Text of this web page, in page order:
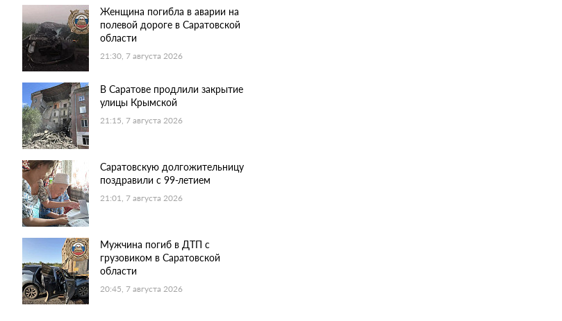
Женщина погибла в аварии на
полевой дороге в Саратовской
области
21:30, 7 августа 2026
В Саратове продлили закрытие
улицы Крымской
21:15, 7 августа 2026
Саратовскую долгожительницу
поздравили с 99-летием
21:01, 7 августа 2026
Мужчина погиб в ДТП с
грузовиком в Саратовской
области
20:45, 7 августа 2026